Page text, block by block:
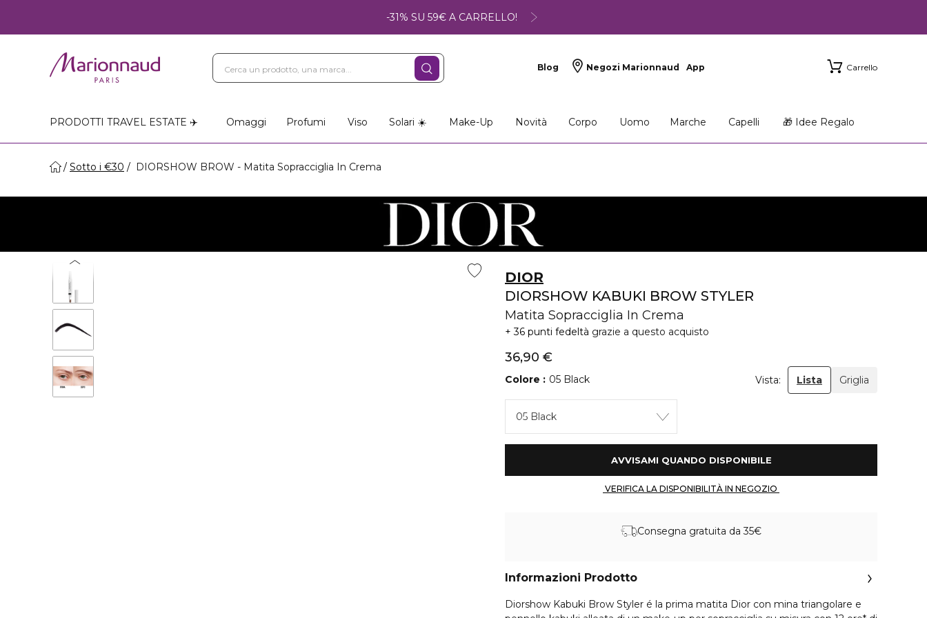
-31% SU 59€ A CARRELLO!
Blog Negozi Marionnaud App Carrello
PRODOTTI TRAVEL ESTATE ✈️ Omaggi Profumi Viso Solari ☀️ Make-Up Novità Corpo Uomo Marche Capelli 🎁 Idee Regalo
Sotto i €30 DIORSHOW BROW - Matita Sopracciglia In Crema
DIOR
DIORSHOW KABUKI BROW STYLER
Matita Sopracciglia In Crema
36 punti fedeltà grazie a questo acquisto
36,90 €
Colore 05 Black Vista: Lista Griglia
05 Black
Consegna gratuita da 35€
Informazioni Prodotto
Diorshow Kabuki Brow Styler é la prima matita Dior con mina triangolare e